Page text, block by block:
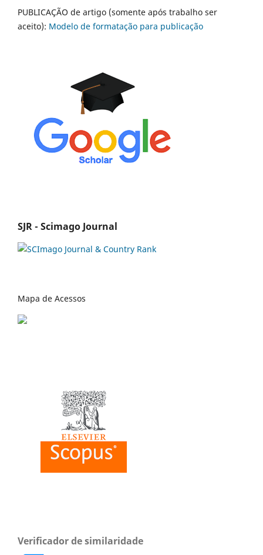
PUBLICAÇÃO de artigo (somente após trabalho ser
aceito): Modelo de formatação para publicação
SJR - Scimago Journal
Mapa de Acessos
Verificador de similaridade